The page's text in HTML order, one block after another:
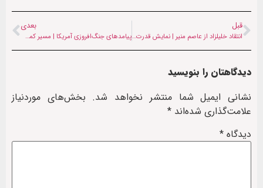
قبل
انتقاد خلیلزاد از عاصم منیر | نمایش قدرت در خارج، ناامنی‌های گسترده در داخل
بعدی
پیامدهای جنگ‌افروزی آمریکا | مسیر کمک‌رسانی به افغانستان ۱۵ هزار کیلومتر طولانی‌تر شد
دیدگاهتان را بنویسید
نشانی ایمیل شما منتشر نخواهد شد. بخش‌های موردنیاز
علامت‌گذاری شده‌اند *
دیدگاه *